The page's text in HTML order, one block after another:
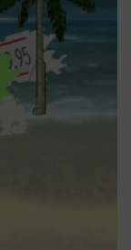
d'utilisation.